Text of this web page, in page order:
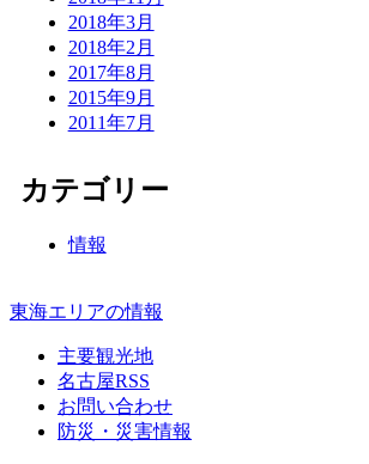
2018年3月
2018年2月
2017年8月
2015年9月
2011年7月
カテゴリー
情報
東海エリアの情報
主要観光地
名古屋RSS
お問い合わせ
防災・災害情報